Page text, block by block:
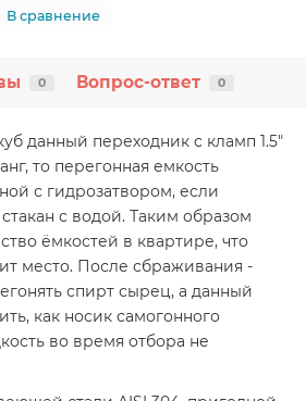
В сравнение
0 Вопрос-ответ 0
данный переходник с кламп 1.5"
то перегонная емкость
с гидрозатвором, если
с водой. Таким образом
ёмкостей в квартире, что
место. После сбраживания -
спирт сырец, а данный
как носик самогонного
во время отбора не